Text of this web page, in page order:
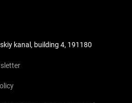
kanal, building 4, 191180